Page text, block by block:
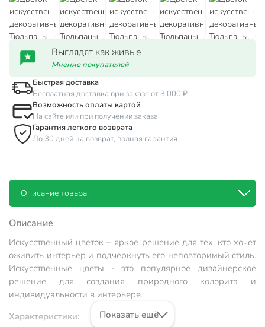
Выглядят как живые
Мнение покупателей
Быстрая доставка
Бесплатная доставка при заказе от 3 000 ₽
Возможность оплаты картой
На сайте или при получении заказа
Гарантия легкого возврата
До 30 дней на возврат, полная гарантия
Описание товара
Описание
Искусственный цветок – яркое решение для тех, кто хочет
оживить интерьер и подчеркнуть его неповторимый стиль.
Искусственные цветы - это популярное дизайнерское
решение для создания природного колорита и
индивидуальности в интерьере.
Характеристики:
Показать ещё